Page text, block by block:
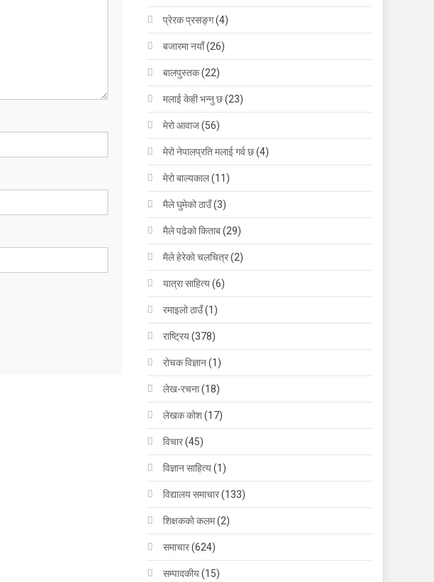
प्रेरक प्रसङ्ग(4)
बजारमा नयाँ(26)
बालपुस्तक(22)
मलाई केही भन्नु छ(23)
मेरो आवाज(56)
मेरो नेपालप्रति मलाई गर्व छ(4)
मेरो बाल्यकाल(11)
मैले घुमेको ठाउँ(3)
मैले पढेको किताब(29)
मैले हेरेको चलचित्र(2)
यात्रा साहित्य(6)
रमाइलो ठाउँ(1)
राष्ट्रिय(378)
रोचक विज्ञान(1)
लेख-रचना(18)
लेखक कोश(17)
विचार(45)
विज्ञान साहित्य(1)
विद्यालय समाचार(133)
शिक्षककाे कलम(2)
समाचार(624)
सम्पादकीय(15)